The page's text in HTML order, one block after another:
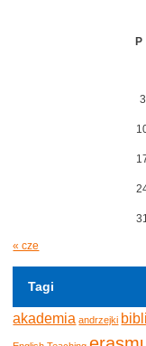
P
3
31
« cze
Tagi
akademia andrzejki